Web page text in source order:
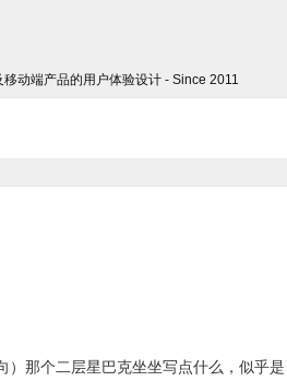
动端产品的用户体验设计 - Since 2011
那个二层星巴克坐坐写点什么，似乎是